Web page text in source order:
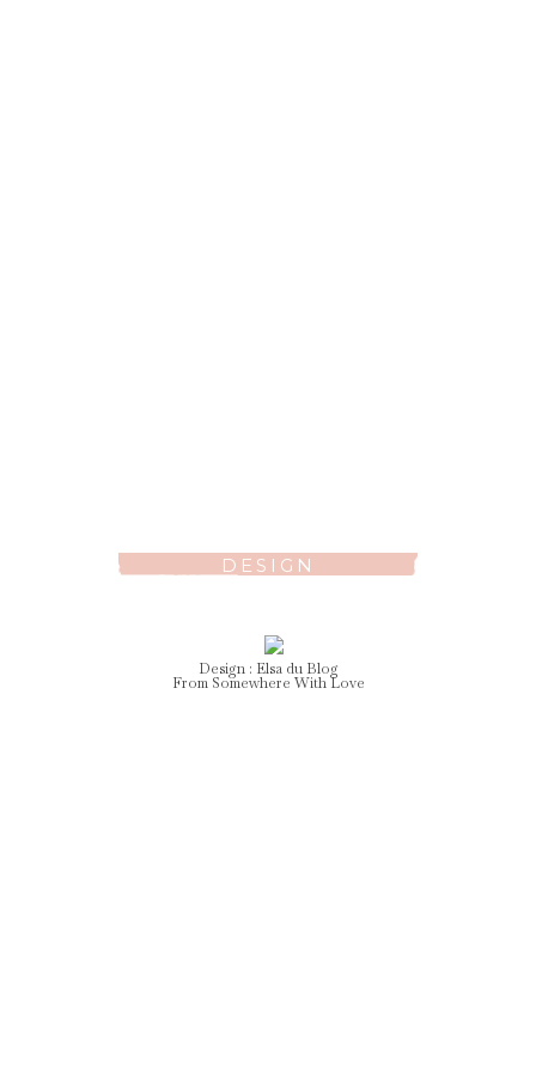
DESIGN
Design : Elsadu Blog
From Somewhere With Love